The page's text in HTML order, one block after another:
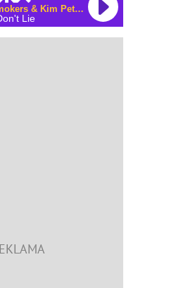
The Chainsmokers & Kim Petras
Lie